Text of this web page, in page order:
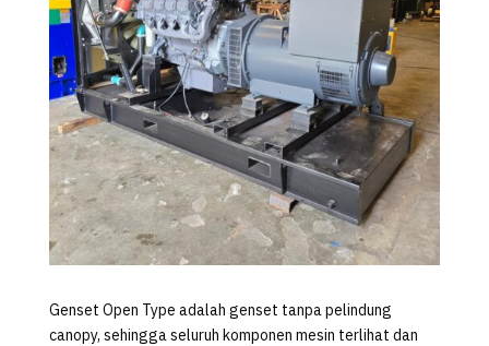
Genset Open Type adalah genset tanpa pelindung
canopy, sehingga seluruh komponen mesin terlihat dan